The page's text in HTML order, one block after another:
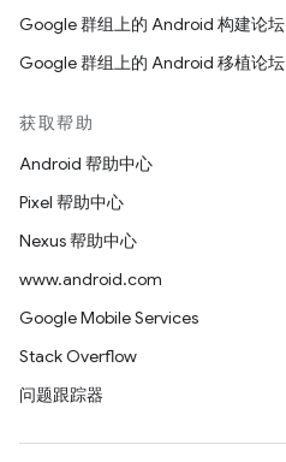
Google 群组上的 Android 构建论坛
Google 群组上的 Android 移植论坛
获取帮助
Android 帮助中心
Pixel 帮助中心
Nexus 帮助中心
www.android.com
Google Mobile Services
Stack Overflow
问题跟踪器